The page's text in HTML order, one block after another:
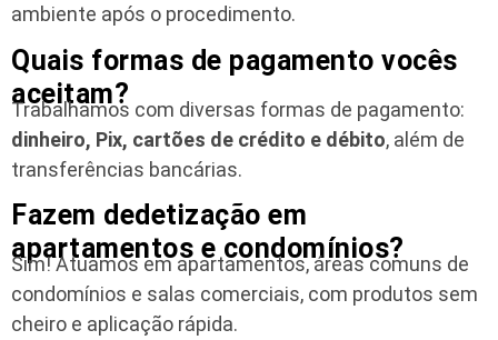
ambiente após o procedimento.
Quais formas de pagamento vocês
aceitam?
Trabalhamos com diversas formas de pagamento:
dinheiro, Pix, cartões de crédito e débito, além de
transferências bancárias.
Fazem dedetização em
apartamentos e condomínios?
Sim! Atuamos em apartamentos, áreas comuns de
condomínios e salas comerciais, com produtos sem
cheiro e aplicação rápida.